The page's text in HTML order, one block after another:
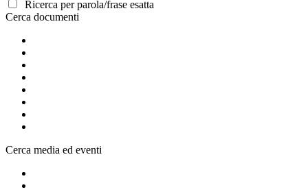
Ricerca per parola/frase esatta
Cerca documenti
Cerca media ed eventi